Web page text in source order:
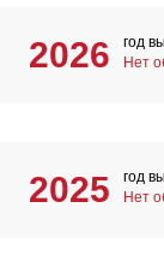
2026
год
Нет
2025
год
Нет